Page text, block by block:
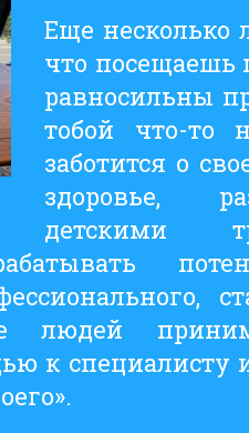
Еще несколько
что посещаешь
равносильны
тобой что-то
заботится о
здоровье,
детскими
людей
к специалисту